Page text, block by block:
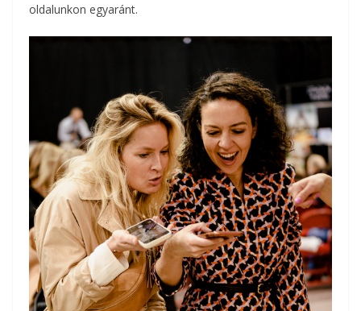
oldalunkon egyaránt.